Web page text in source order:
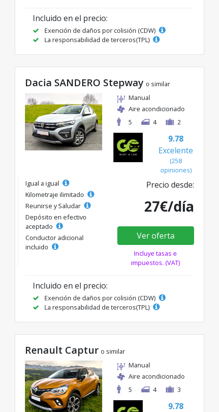
Incluido en el precio:
Exención de daños por colisión (CDW)
La responsabilidad de terceros(TPL)
Dacia SANDERO Stepway o similar
Manual
Aire acondicionado
5
4 2
9.78
Excelente
(258
opiniones)
Igual a igual
Kilometraje ilimitado
Reunirse y Saludar
Depósito en efectivo
aceptado
Conductor adicional
incluido
Precio desde:
27€/día
Ver oferta
Incluye tasas e
impuestos. (VAT)
Incluido en el precio:
Exención de daños por colisión (CDW)
La responsabilidad de terceros(TPL)
Renault Captur o similar
Manual
Aire acondicionado
5
4 3
9.78